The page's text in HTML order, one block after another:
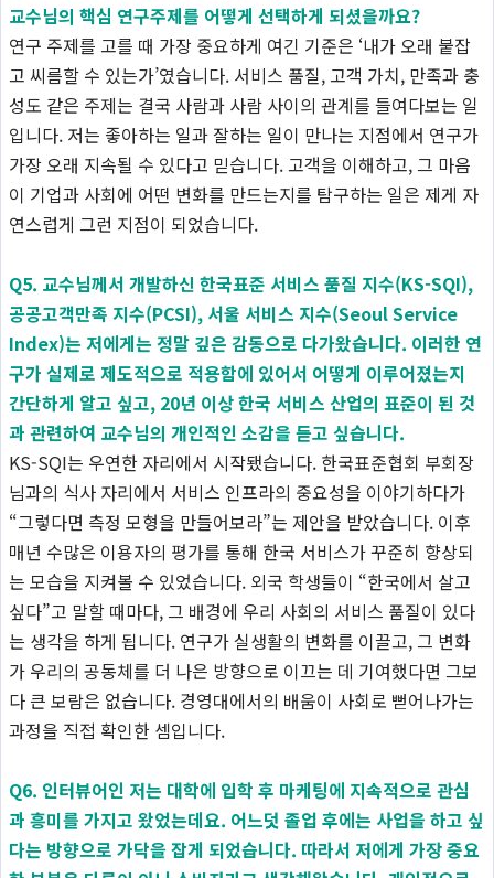
교수님의 핵심 연구주제를 어떻게 선택하게 되셨을까요?
연구 주제를 고를 때 가장 중요하게 여긴 기준은 ‘내가 오래 붙잡
고 씨름할 수 있는가’였습니다. 서비스 품질, 고객 가치, 만족과 충
성도 같은 주제는 결국 사람과 사람 사이의 관계를 들여다보는 일
입니다. 저는 좋아하는 일과 잘하는 일이 만나는 지점에서 연구가
가장 오래 지속될 수 있다고 믿습니다. 고객을 이해하고, 그 마음
이 기업과 사회에 어떤 변화를 만드는지를 탐구하는 일은 제게 자
연스럽게 그런 지점이 되었습니다.
Q5. 교수님께서 개발하신 한국표준 서비스 품질 지수(KS-SQI),
공공고객만족 지수(PCSI), 서울 서비스 지수(Seoul Service
Index)는 저에게는 정말 깊은 감동으로 다가왔습니다. 이러한 연
구가 실제로 제도적으로 적용함에 있어서 어떻게 이루어졌는지
간단하게 알고 싶고, 20년 이상 한국 서비스 산업의 표준이 된 것
과 관련하여 교수님의 개인적인 소감을 듣고 싶습니다.
KS-SQI는 우연한 자리에서 시작됐습니다. 한국표준협회 부회장
님과의 식사 자리에서 서비스 인프라의 중요성을 이야기하다가
“그렇다면 측정 모형을 만들어보라”는 제안을 받았습니다. 이후
매년 수많은 이용자의 평가를 통해 한국 서비스가 꾸준히 향상되
는 모습을 지켜볼 수 있었습니다. 외국 학생들이 “한국에서 살고
싶다”고 말할 때마다, 그 배경에 우리 사회의 서비스 품질이 있다
는 생각을 하게 됩니다. 연구가 실생활의 변화를 이끌고, 그 변화
가 우리의 공동체를 더 나은 방향으로 이끄는 데 기여했다면 그보
다 큰 보람은 없습니다. 경영대에서의 배움이 사회로 뻗어나가는
과정을 직접 확인한 셈입니다.
Q6. 인터뷰어인 저는 대학에 입학 후 마케팅에 지속적으로 관심
과 흥미를 가지고 왔었는데요. 어느덧 졸업 후에는 사업을 하고 싶
다는 방향으로 가닥을 잡게 되었습니다. 따라서 저에게 가장 중요